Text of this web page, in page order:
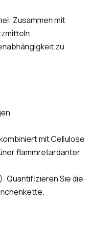
Zusammen mit
zu
mit Cellulose
flammretardanter
Quantifizieren Sie die